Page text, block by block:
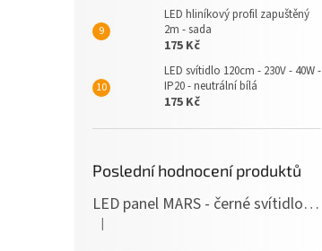
LED hliníkový profil zapuštěný
2m - sada
175 Kč
LED svítidlo 120cm - 230V - 40W -
IP20 - neutrální bílá
175 Kč
Poslední hodnocení produktů
LED panel MARS - černé svítidlo SLIM - 120cm - 36W - 230V - 3600Lm - neutrální bílá
Hodnocení produktu je 5 z 5 hvězdiček.
|